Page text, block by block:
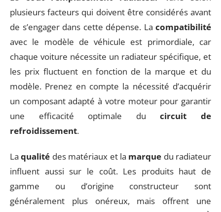
plusieurs facteurs qui doivent être considérés avant
de s’engager dans cette dépense. La compatibilité
avec le modèle de véhicule est primordiale, car
chaque voiture nécessite un radiateur spécifique, et
les prix fluctuent en fonction de la marque et du
modèle. Prenez en compte la nécessité d’acquérir
un composant adapté à votre moteur pour garantir
une efficacité optimale ducircuit de
refroidissement.
Laqualité des matériaux et la marque du radiateur
influent aussi sur le coût. Les produits haut de
gamme ou d’origine constructeur sont
généralement plus onéreux, mais offrent une